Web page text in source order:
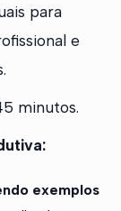
para
e
minutos.
exemplos